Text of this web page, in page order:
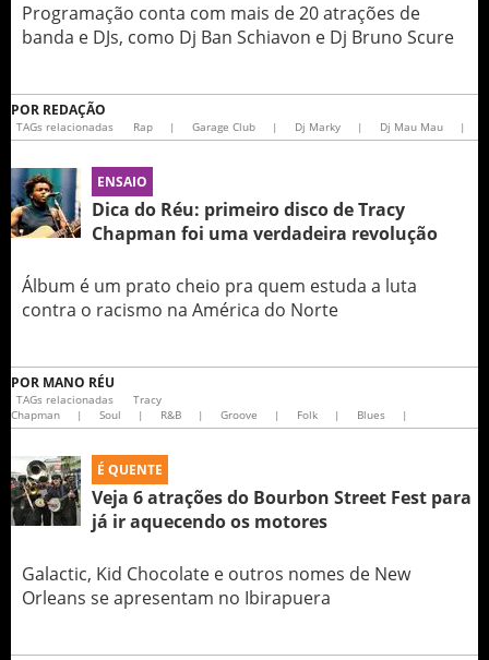
Programação conta com mais de 20 atrações de
banda e DJs, como Dj Ban Schiavon e Dj Bruno Scure
POR REDAÇÃO
TAGs relacionadas Rap | Garage Club | Dj Marky | Dj Mau Mau |
ENSAIO
Dica do Réu: primeiro disco de Tracy
Chapman foi uma verdadeira revolução
Álbum é um prato cheio pra quem estuda a luta
contra o racismo na América do Norte
POR MANO RÉU
TAGs relacionadas
Tracy
Chapman
| Soul | R&B | Groove | Folk | Blues |
É QUENTE
Veja 6 atrações do Bourbon Street Fest para
já ir aquecendo os motores
Galactic, Kid Chocolate e outros nomes de New
Orleans se apresentam no Ibirapuera